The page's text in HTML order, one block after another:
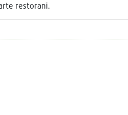
restorani.